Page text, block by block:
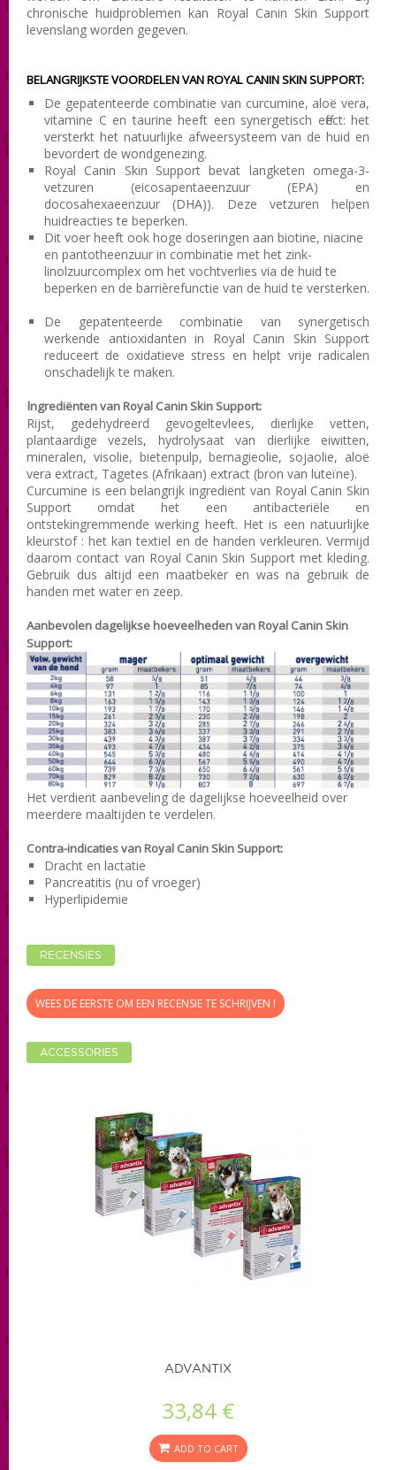
chronische huidproblemen kan Royal Canin Skin Support
levenslang worden gegeven.
BELANGRIJKSTE VOORDELEN VAN ROYAL CANIN SKIN SUPPORT:
De gepatenteerde combinatie van curcumine, aloë vera,
vitamine C en taurine heeft een synergetisch effect: het
versterkt het natuurlijke afweersysteem van de huid en
bevordert de wondgenezing.
Royal Canin Skin Support bevat langketen omega-3-
vetzuren (eicosapentaeenzuur (EPA) en
docosahexaeenzuur (DHA)). Deze vetzuren helpen
huidreacties te beperken.
Dit voer heeft ook hoge doseringen aan biotine, niacine
en pantotheenzuur in combinatie met het zink-
linolzuurcomplex om het vochtverlies via de huid te
beperken en de barrièrefunctie van de huid te versterken.
De gepatenteerde combinatie van synergetisch
werkende antioxidanten in Royal Canin Skin Support
reduceert de oxidatieve stress en helpt vrije radicalen
onschadelijk te maken.
Ingrediëntenvan Royal Canin Skin Support:
Rijst, gedehydreerd gevogeltevlees, dierlijke vetten,
plantaardige vezels, hydrolysaat van dierlijke eiwitten,
mineralen, visolie, bietenpulp, bernagieolie, sojaolie, aloë
vera extract, Tagetes (Afrikaan) extract (bron van luteïne).
Curcumine is een belangrijk ingrediënt van Royal Canin Skin
Support omdat het een antibacteriële en
ontstekingremmende werking heeft. Het is een natuurlijke
kleurstof : het kan textiel en de handen verkleuren. Vermijd
daarom contact van Royal Canin Skin Support met kleding.
Gebruik dus altijd een maatbeker en was na gebruik de
handen met water en zeep.
Aanbevolen dagelijkse hoeveelheden van Royal Canin Skin
Support:
Het verdient aanbeveling de dagelijkse hoeveelheid over
meerdere maaltijden te verdelen.
Contra-indicatiesvan Royal Canin Skin Support:
Dracht en lactatie
Pancreatitis (nu of vroeger)
Hyperlipidemie
RECENSIES
WEES DE EERSTE OM EEN RECENSIE TE SCHRIJVEN !
ACCESSORIES
ADVANTIX
33,84 €
ADD TO CART